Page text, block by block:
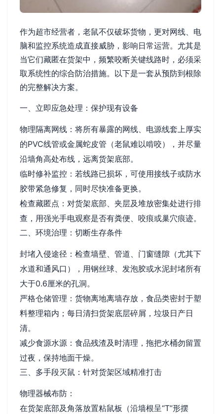
作为超市经营者，老鼠不仅破坏货物，更对网线、电
脑和监控系统造成直接威胁，影响日常运营。尤其是
当它们藏匿在货架中，频繁咬断关键线路时，必须采
取系统性的综合防治措施。以下是一套从预防到根除
的完整解决方案。
一、立即应急处理：保护现有设备
物理隔离网线：将所有暴露的网线、电源线套上厚实
的PVC线管或金属蛇皮管（老鼠难以啃咬），并尽量
沿墙角高处布线，远离货架底部。
临时修补监控：若线路已损坏，可使用接线子或防水
胶带紧急修复，同时尽快准备更换。
检查藏匿点：对货架底部、夹层及堆放密集处进行排
查，用强光手电观察是否有粪便、咬痕或巢穴痕迹。
二、环境治理：切断生存条件
封堵入侵途径：检查墙壁、管道、门窗缝隙（尤其下
水道和通风口），用钢丝球、发泡胶或水泥封堵所有
大于0.6厘米的孔洞。
严格仓储管理：货物离地离墙存放，食品类密封于塑
料整理箱内；每日清扫货架底层碎屑，垃圾日产日
清。
减少食源水源：食品残渣及时清理，拖把水桶勿留置
过夜，保持地面干燥。
三、多手段灭鼠：针对货架区域精准打击
物理器械布防：
在货架底部及角落放置粘鼠板（沿墙根呈“T”形摆